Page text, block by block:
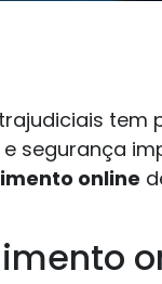
segurança
online